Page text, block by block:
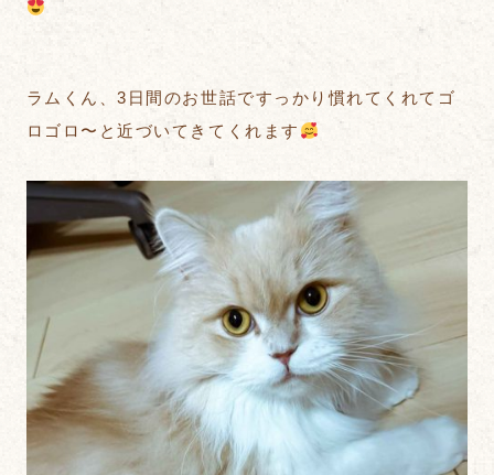
ラムくん、3日間のお世話ですっかり慣れてくれてゴ
ロゴロ〜と近づいてきてくれます